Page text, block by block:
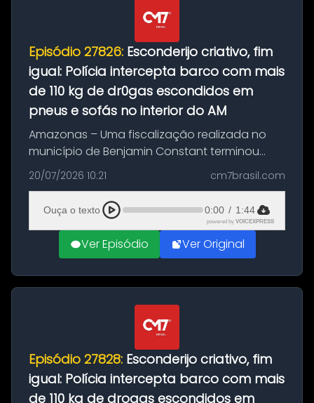
Episódio 27826: Esconderijo criativo, fim
igual: Polícia intercepta barco com mais
de 110 kg de dr0gas escondidos em
pneus e sofás no interior do AM
Amazonas – Uma fiscalização realizada no
município de Benjamin Constant terminou
com a apreensão de aproximadamente 115
quilos de entorpecentes em uma
embarcação atracada no porto da cidade. O
materia...
20/07/2026 10:21 cm7brasil.com
Ouça o texto 0:00 / 1:44
powered by VOICEXPRESS
Ver Episódio Ver Original
Episódio 27828: Esconderijo criativo, fim
igual: Polícia intercepta barco com mais
de 110 kg de drogas escondidos em